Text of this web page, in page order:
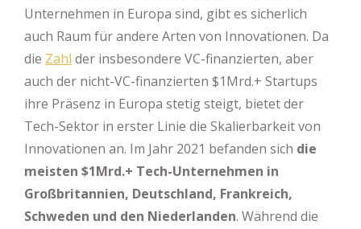
Unternehmen in Europa sind, gibt es sicherlich
auch Raum für andere Arten von Innovationen. Da
die Zahl der insbesondere VC-finanzierten, aber
auch der nicht-VC-finanzierten $1Mrd.+ Startups
ihre Präsenz in Europa stetig steigt, bietet der
Tech-Sektor in erster Linie die Skalierbarkeit von
Innovationen an. Im Jahr 2021 befanden sich die
meisten $1Mrd.+ Tech-Unternehmen in
Großbritannien, Deutschland, Frankreich,
Schweden und den Niederlanden. Während die